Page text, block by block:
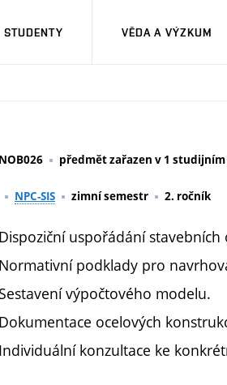
STUDENTY VĚDA A VÝZKUM
NOB026 předmět zařazen v 1
NPC-SIS zimní semestr 2. ročník
Dispoziční uspořádání stavebních
Normativní podklady pro
Sestavení výpočtového modelu.
Dokumentace ocelových
Individuální konzultace ke